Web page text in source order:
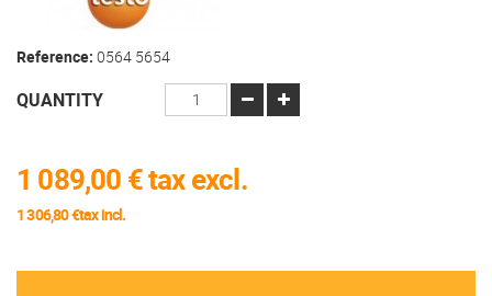
Reference: 0564 5654
QUANTITY
1 089,00 €tax excl.
1 306,80 €tax incl.